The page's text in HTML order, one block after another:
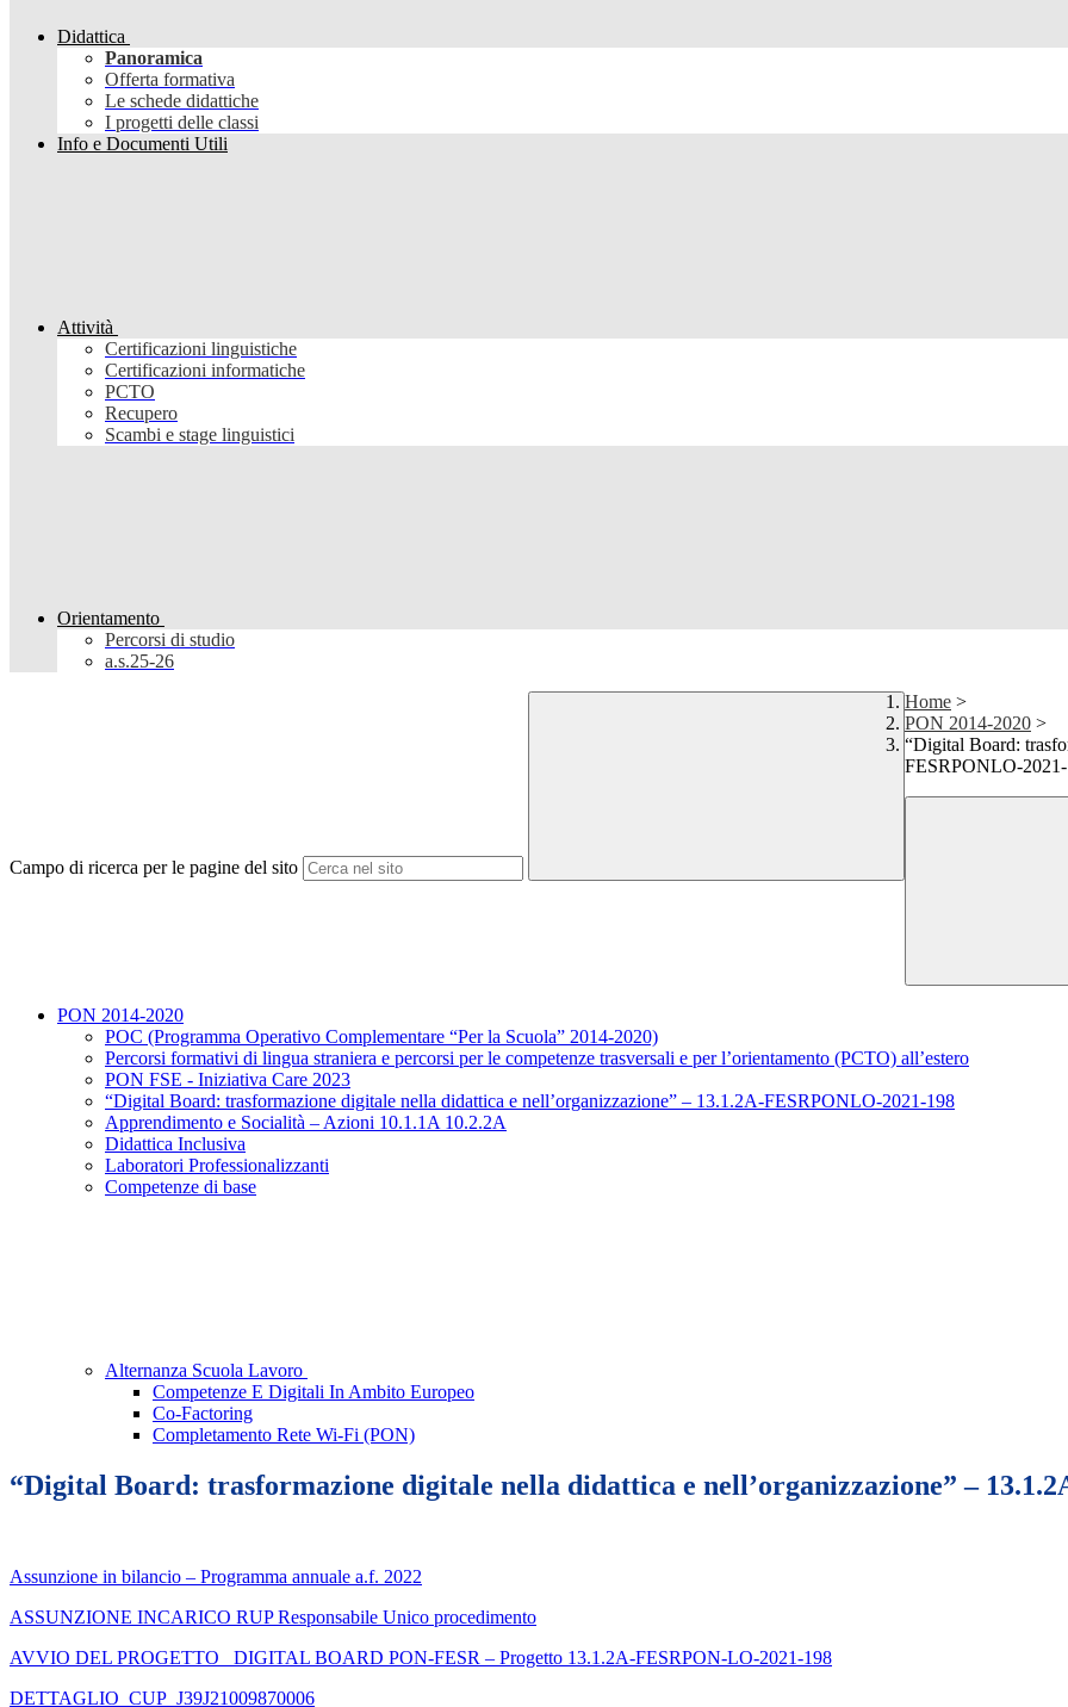
Didattica
Panoramica
Offerta formativa
Le schede didattiche
I progetti delle classi
Info e Documenti Utili
Attività
Certificazioni linguistiche
Certificazioni informatiche
PCTO
Recupero
Scambi e stage linguistici
Orientamento
Percorsi di studio
a.s.25-26
Campo di ricerca per le pagine del sito
Home >
PON 2014-2020 >
“Digital Board:
FESRPONLO-
PON 2014-2020
POC (Programma Operativo Complementare “Per la Scuola” 2014-2020)
Percorsi formativi di lingua straniera e percorsi per le competenze trasversali e per l’orientamento (PCTO) all’estero
PON FSE - Iniziativa Care 2023
“Digital Board: trasformazione digitale nella didattica e nell’organizzazione” – 13.1.2A-FESRPONLO-2021-198
Apprendimento e Socialità – Azioni 10.1.1A 10.2.2A
Didattica Inclusiva
Laboratori Professionalizzanti
Competenze di base
Alternanza Scuola Lavoro
Competenze E Digitali In Ambito Europeo
Co-Factoring
Completamento Rete Wi-Fi (PON)
“Digital Board: trasformazione digitale nella didattica e nell’organizzazione” –
Assunzione in bilancio – Programma annuale a.f. 2022
ASSUNZIONE INCARICO RUP Responsabile Unico procedimento
AVVIO DEL PROGETTO_ DIGITAL BOARD PON-FESR – Progetto 13.1.2A-FESRPON-LO-2021-198
DETTAGLIO_CUP_J39J21009870006